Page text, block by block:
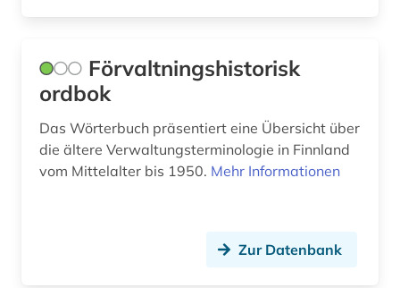
verkehr (1)
verwaltungswissenschaf (1)
Förvaltningshistorisk
ordbok
Das Wörterbuch präsentiert eine Übersicht über
die ältere Verwaltungsterminologie in Finnland
vom Mittelalter bis 1950. Mehr Informationen
Zur Datenbank